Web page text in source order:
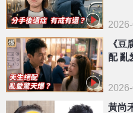
《
配 亂
黃尚